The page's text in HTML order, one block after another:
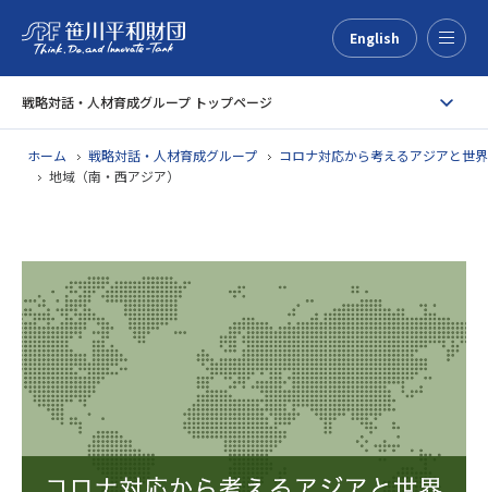
English
戦略対話・人材育成グループ トップページ
ホーム 戦略対話・人材育成グループ
コロナ対応から考えるアジアと世界
地域（南・西アジア）